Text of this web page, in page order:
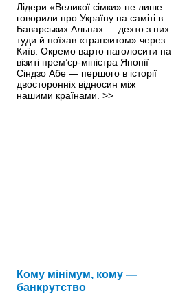
Лідери «Великої сімки» не лише
говорили про Україну на саміті в
Баварських Альпах — дехто з них
туди й поїхав «транзитом» через
Київ. Окремо варто наголосити на
візиті прем’єр-міністра Японії
Сіндзо Абе — першого в історії
двосторонніх відносин між
нашими країнами. >>
Кому мінімум, кому —
банкрутство